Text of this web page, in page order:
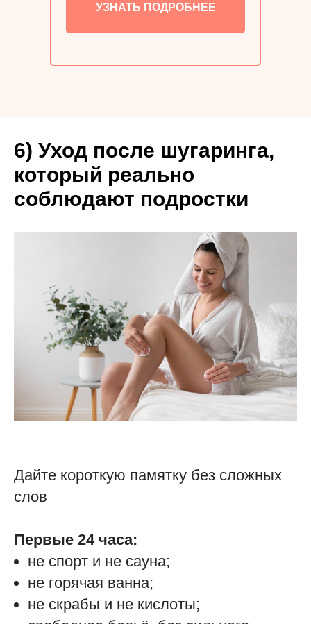
УЗНАТЬ ПОДРОБНЕЕ
6) Уход после шугаринга,
который реально
соблюдают подростки
Дайте короткую памятку без сложных
слов
Первые 24 часа:
не спорт и не сауна;
не горячая ванна;
не скрабы и не кислоты;